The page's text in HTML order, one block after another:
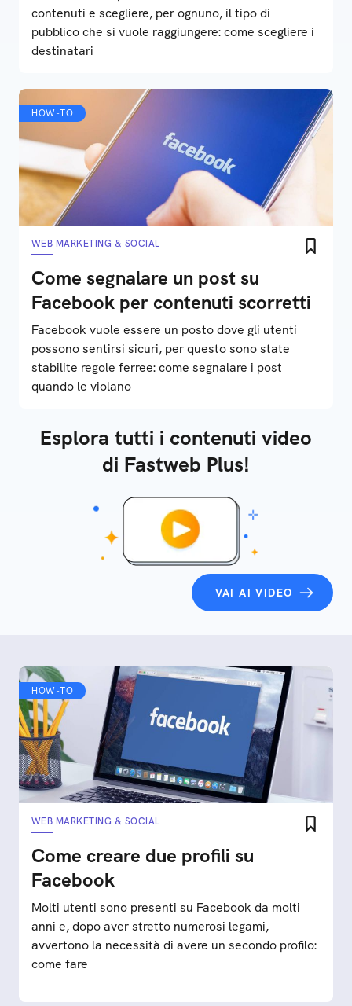
contenuti e scegliere, per ognuno, il tipo di
pubblico che si vuole raggiungere: come scegliere i
destinatari
HOW-TO
WEB MARKETING & SOCIAL
Come segnalare un post su
Facebook per contenuti scorretti
Facebook vuole essere un posto dove gli utenti
possono sentirsi sicuri, per questo sono state
stabilite regole ferree: come segnalare i post
quando le violano
Esplora tutti i contenuti video
di Fastweb Plus!
VAI AI VIDEO
HOW-TO
WEB MARKETING & SOCIAL
Come creare due profili su
Facebook
Molti utenti sono presenti su Facebook da molti
anni e, dopo aver stretto numerosi legami,
avvertono la necessità di avere un secondo profilo:
come fare